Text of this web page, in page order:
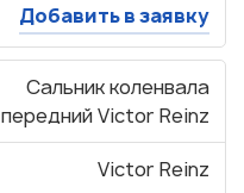
Добавить в заявку
Сальник коленвала
передний Victor Reinz
Victor Reinz